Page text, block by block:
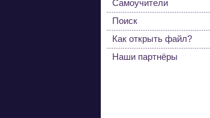
Самоучители
Поиск
Как открыть файл?
Наши партнёры